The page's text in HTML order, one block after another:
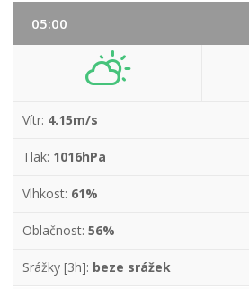
05:00
Vítr: 4.15m/s
Tlak: 1016hPa
Vlhkost: 61%
Oblačnost: 56%
Srážky [3h]: beze srážek